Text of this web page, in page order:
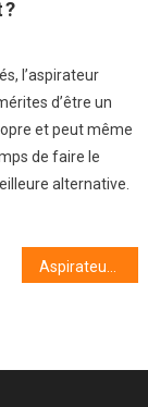
?
l’aspirateur
d’être un
et peut même
de faire le
alternative.